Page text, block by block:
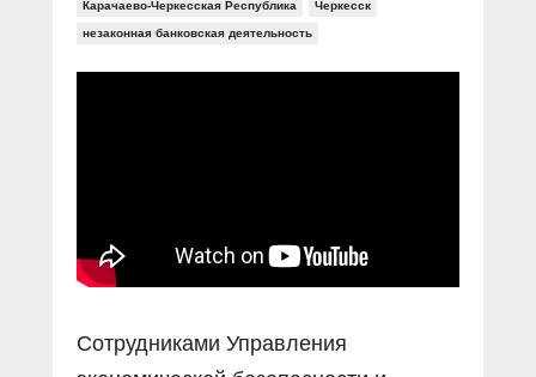
Социальные ролики
Прямой разговор
В знании сила
Газета «Щит и меч»
Журнал «Полиция России»
О ПОРТАЛЕ
Карачаево-Черкесская Республика Черкесск
незаконная банковская деятельность
Сотрудниками Управления